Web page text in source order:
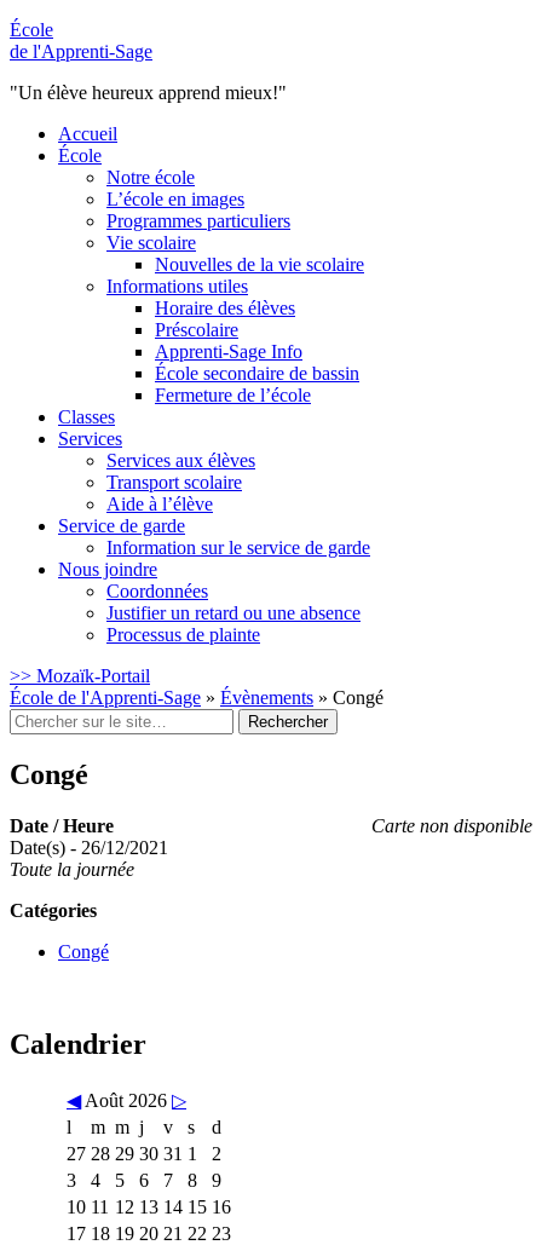
École
de l'Apprenti-Sage
"Un élève heureux apprend mieux!"
Accueil
École
Notre école
L’école en images
Programmes particuliers
Vie scolaire
Nouvelles de la vie scolaire
Informations utiles
Horaire des élèves
Préscolaire
Apprenti-Sage Info
École secondaire de bassin
Fermeture de l’école
Classes
Services
Services aux élèves
Transport scolaire
Aide à l’élève
Service de garde
Information sur le service de garde
Nous joindre
Coordonnées
Justifier un retard ou une absence
Processus de plainte
>> Mozaïk-Portail
École de l'Apprenti-Sage » Évènements » Congé
Rechercher
:
Congé
Carte non disponible
Date / Heure
Date(s) - 26/12/2021
Toute la journée
Catégories
Congé
Calendrier
◀ Août 2026 ▷
l
m m j v s
d
27 28 29 30 31 1
2
3
4 5 6 7 8
9
10 11 12 13 14 15 16
17 18 19 20 21 22 23